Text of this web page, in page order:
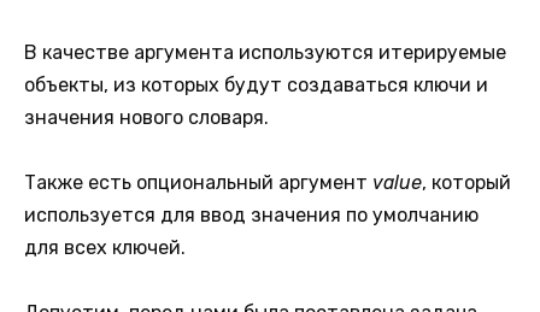
В качестве аргумента используются итерируемые
объекты, из которых будут создаваться ключи и
значения нового словаря.
Также есть опциональный аргумент value, который
используется для ввод значения по умолчанию
для всех ключей.